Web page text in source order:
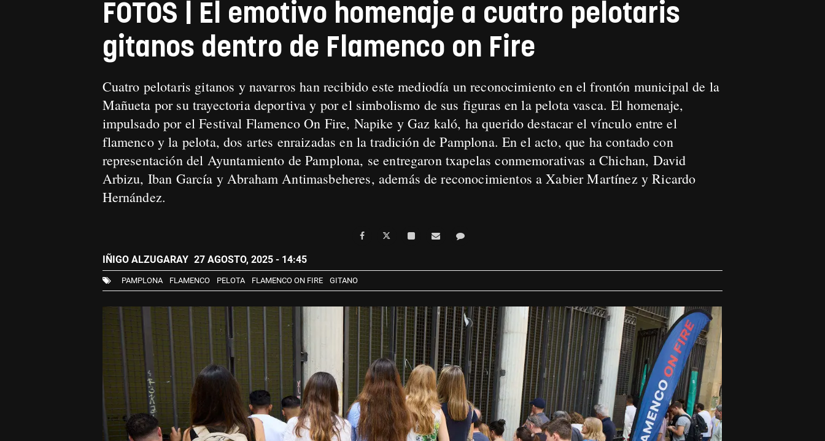
FOTOS | El emotivo homenaje a cuatro pelotaris
gitanos dentro de Flamenco on Fire
Cuatro pelotaris gitanos y navarros han recibido este mediodía un reconocimiento en el frontón municipal de la
Mañueta por su trayectoria deportiva y por el simbolismo de sus figuras en la pelota vasca. El homenaje,
impulsado por el Festival Flamenco On Fire, Napike y Gaz kaló, ha querido destacar el vínculo entre el
flamenco y la pelota, dos artes enraizadas en la tradición de Pamplona. En el acto, que ha contado con
representación del Ayuntamiento de Pamplona, se entregaron txapelas conmemorativas a Chichan, David
Arbizu, Iban García y Abraham Antimasbeheres, además de reconocimientos a Xabier Martínez y Ricardo
Hernández.
IÑIGO ALZUGARAY 27 AGOSTO, 2025 - 14:45
PAMPLONA FLAMENCO PELOTA FLAMENCO ON FIRE GITANO